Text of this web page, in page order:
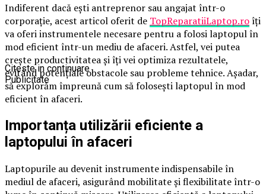
Indiferent dacă ești antreprenor sau angajat într-o
corporație, acest articol oferit de TopReparatiiLaptop.roîți
va oferi instrumentele necesare pentru a folosi laptopul în
mod eficient într-un mediu de afaceri. Astfel, vei putea
crește productivitatea și îți vei optimiza rezultatele,
evitând potențiale obstacole sau probleme tehnice. Așadar,
să explorăm împreună cum să folosești laptopul în mod
eficient în afaceri.
Importanța utilizării eficiente a
laptopului în afaceri
Laptopurile au devenit instrumente indispensabile în
mediul de afaceri, asigurând mobilitate și flexibilitate într-o
Citeste in continuare
Publicitate